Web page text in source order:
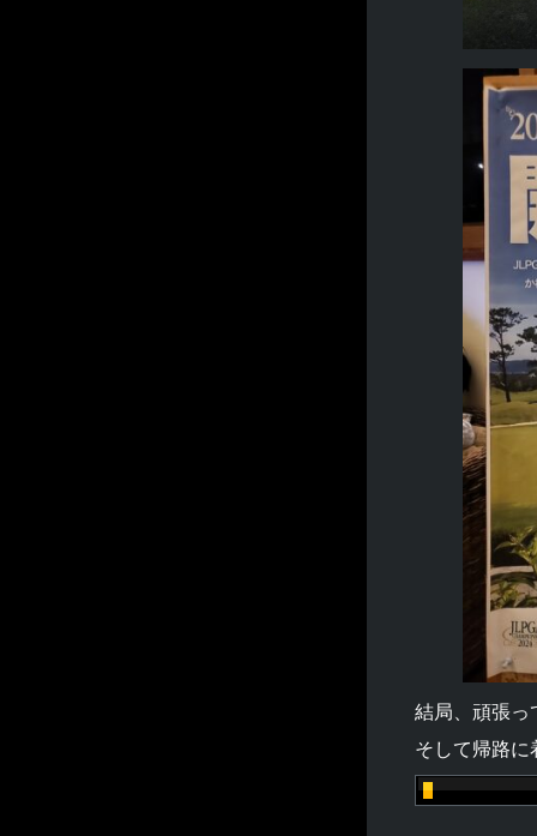
結局、頑張っ
そして帰路に